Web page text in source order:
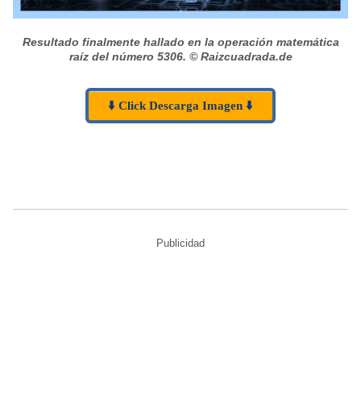
Resultado finalmente hallado en la operación matemática
raíz del número 5306. © Raizcuadrada.de
⬇️ Click Descarga Imagen ⬇️
Publicidad